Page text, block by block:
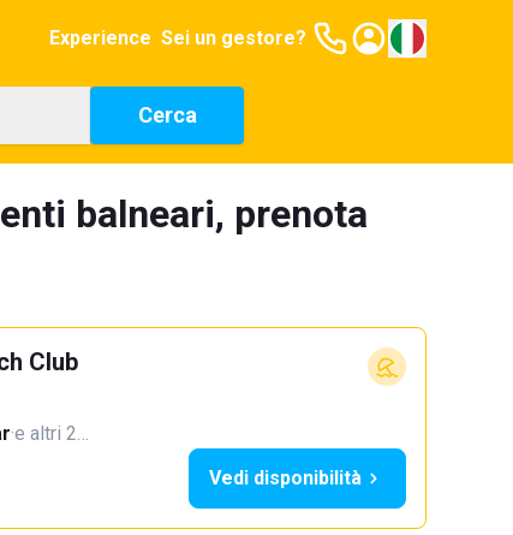
Experience Sei un gestore?
Cerca
balneari, prenota
Club
·e altri 2…
Vedi disponibilità